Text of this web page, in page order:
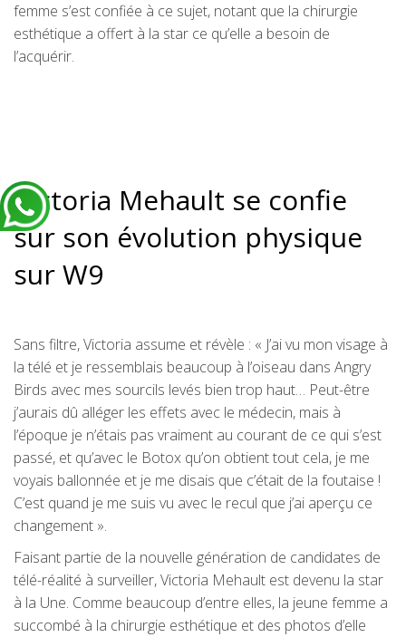
femme s’est confiée à ce sujet, notant que la chirurgie
esthétique a offert à la star ce qu’elle a besoin de
l’acquérir.
Victoria Mehault se confie
sur son évolution physique
sur W9
Sans filtre, Victoria assume et révèle : « J’ai vu mon visage à
la télé et je ressemblais beaucoup à l’oiseau dans Angry
Birds avec mes sourcils levés bien trop haut… Peut-être
j’aurais dû alléger les effets avec le médecin, mais à
l’époque je n’étais pas vraiment au courant de ce qui s’est
passé, et qu’avec le Botox qu’on obtient tout cela, je me
voyais ballonnée et je me disais que c’était de la foutaise !
C’est quand je me suis vu avec le recul que j’ai aperçu ce
changement ».
Faisant partie de la nouvelle génération de candidates de
télé-réalité à surveiller, Victoria Mehault est devenu la star
à la Une. Comme beaucoup d’entre elles, la jeune femme a
succombé à la chirurgie esthétique et des photos d’elle